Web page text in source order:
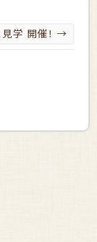
見学 開催！→